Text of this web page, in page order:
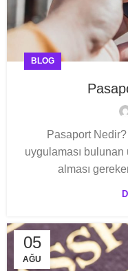
BLOG
Pasaport Nedir?
uygulaması
alması
05
AĞU